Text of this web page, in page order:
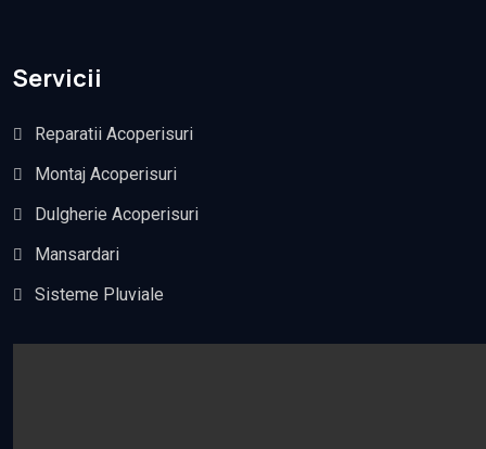
Servicii
Reparatii Acoperisuri
Montaj Acoperisuri
Dulgherie Acoperisuri
Mansardari
Sisteme Pluviale